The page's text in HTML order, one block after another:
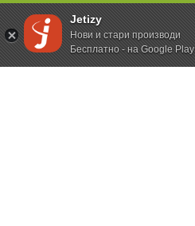
Jetizy
Нови и стари производи
Бесплатно - на Google Play